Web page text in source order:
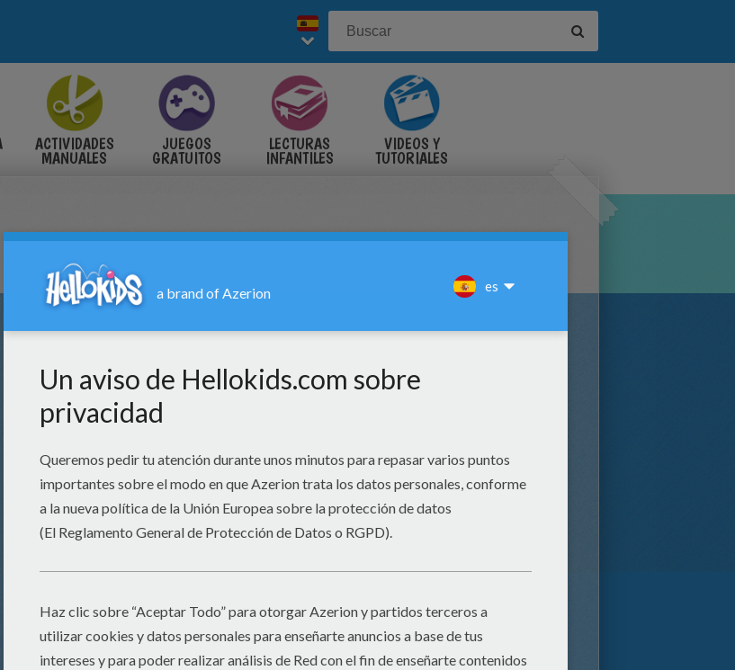
ACTIVIDADES
MANUALES
JUEGOS
GRATUITOS
LECTURAS
INFANTILES
VIDEOS Y
TUTORIALES